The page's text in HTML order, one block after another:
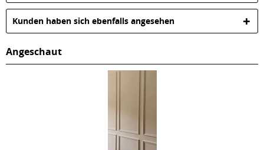
Kunden haben sich ebenfalls angesehen
Angeschaut